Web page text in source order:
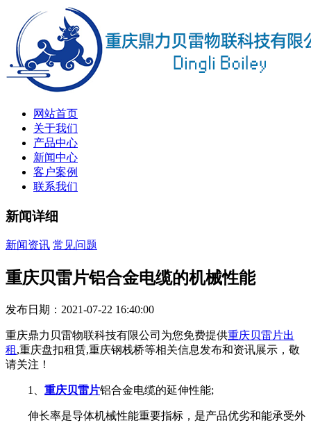
网站首页
关于我们
产品中心
新闻中心
客户案例
联系我们
新闻详细
新闻资讯 常见问题
重庆贝雷片铝合金电缆的机械性能
发布日期：2021-07-22 16:40:00
重庆鼎力贝雷物联科技有限公司为您免费提供重庆贝雷片出
租 ,重庆盘扣租赁,重庆钢栈桥等相关信息发布和资讯展示，敬
请关注！
1、 重庆贝雷片铝合金电缆的延伸性能;
伸长率是导体机械性能重要指标，是产品优劣和能承受外